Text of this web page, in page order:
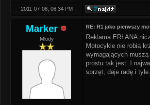
2011-07-08, 06:34 PM
Marker
Młody
RE: R1 jako pierwszy
Reklama ERŁANA
Motocykle nie robią
wymagających
prostu tak jest. I
sprzęt, daje radę i tyle.